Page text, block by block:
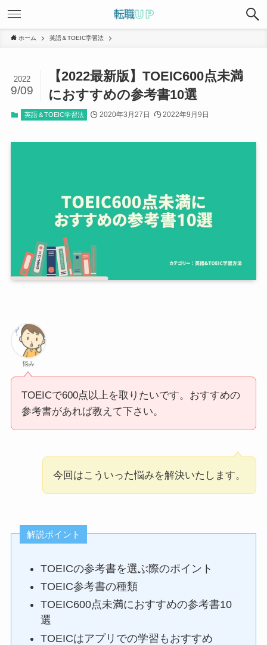
ホーム 英語＆TOEIC学習法
【2022最新版】TOEIC600点未満
におすすめの参考書10選
2022
9/09
英語＆TOEIC学習法 2020年3月27日 2022年9月9日
悩み
TOEICで600点以上を取りたいです。おすすめの
参考書があれば教えて下さい。
今回はこういった悩みを解決いたします。
解説ポイント
TOEICの参考書を選ぶ際のポイント
TOEIC参考書の種類
TOEIC600点未満におすすめの参考書10
選
TOEICはアプリでの学習もおすすめ